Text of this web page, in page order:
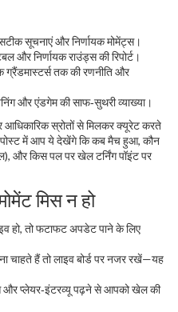
सूचनाएं और निर्णायक मोमेंट्स।
और निर्णायक राउंड्स की रिपोर्ट।
ग्रैंडमास्टर्स तक की रणनीति और
और एंडगेम की साफ‑सुथरी व्याख्या।
स्रोतों से मिलकर क्यूरेट करते
पोस्ट में आप ये देखेंगे कि कब मैच हुआ, कौन
और किस पल पर खेल टर्निंग पॉइंट पर
मिस न हो
हो, तो फटाफट अपडेट पाने के लिए
चाहते हैं तो लाइव बोर्ड पर नजर रखें—यह
और प्लेयर‑इंटरव्यू पढ़ने से आपको खेल की